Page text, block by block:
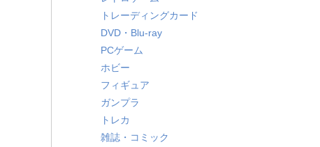
トレーディングカード
DVD・Blu-ray
PCゲーム
ホビー
フィギュア
ガンプラ
トレカ
雑誌・コミック